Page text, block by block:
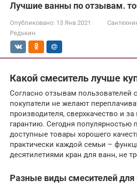
Лучшие ванны по отзывам.
Опубликовано: 13 Янв 2021
Редькин
Какой смеситель лучше
Согласно отзывам пользователей
покупатели не желают
производителя, сверхкачество и
гарантию. Сегодня популярностью
доступные товары хорошего
практически каждой семьи –
десятилетиями кран для ванн, не
Разные виды смесителей для